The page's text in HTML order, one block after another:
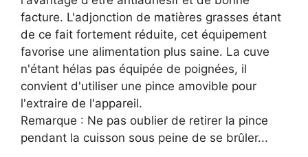
facture. L'adjonction de matières grasses étant
de ce fait fortement réduite, cet équipement
favorise une alimentation plus saine. La cuve
n'étant hélas pas équipée de poignées, il
convient d'utiliser une pince amovible pour
l'extraire de l'appareil.
Remarque : Ne pas oublier de retirer la pince
pendant la cuisson sous peine de se brûler...